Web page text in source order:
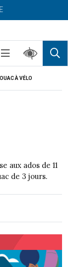
À VÉLO
aux ados de 11
de 3 jours.